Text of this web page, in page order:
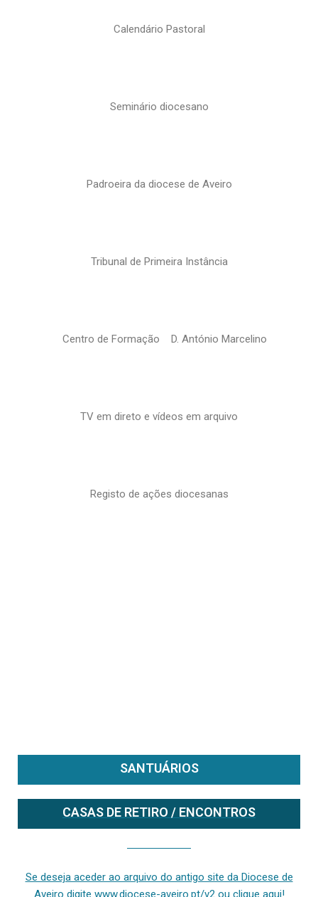
Calendário Pastoral
Seminário diocesano
Padroeira da diocese de Aveiro
Tribunal de Primeira Instância
Centro de Formação D. António Marcelino
TV em direto e vídeos em arquivo
Registo de ações diocesanas
SANTUÁRIOS
CASAS DE RETIRO / ENCONTROS
Se deseja aceder ao arquivo do antigo site da Diocese de
Aveiro digite www.diocese-aveiro.pt/v2 ou clique aqui!